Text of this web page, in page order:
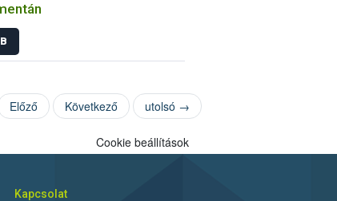
Előző Következő utolsó →
Cookie beállítások
Kapcsolat